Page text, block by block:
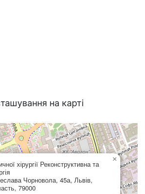
на карті
хірургії Реконструктивна та
Чорновола, 45а, Львів,
79000
×